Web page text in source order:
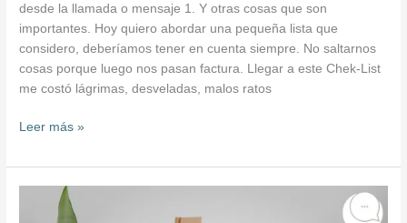
desde la llamada o mensaje 1. Y otras cosas que son
importantes. Hoy quiero abordar una pequeña lista que
considero, deberíamos tener en cuenta siempre. No saltarnos
cosas porque luego nos pasan factura. Llegar a este Chek-List
me costó lágrimas, desveladas, malos ratos
Leer más »
ORDEN